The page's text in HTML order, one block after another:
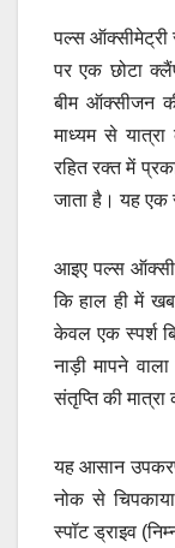
पल्स ऑक्सीमेट्री
पर एक छोटा
बीम ऑक्सीजन
माध्यम से
रहित रक्त में
जाता है। यह एक
आइए पल्स
कि हाल ही में
केवल एक स्पर्श
नाड़ी मापने
संतृप्ति की मात्रा
यह आसान
नोक से
स्पॉट ड्राइव